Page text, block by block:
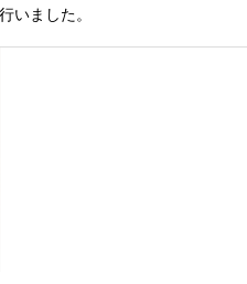
いました。